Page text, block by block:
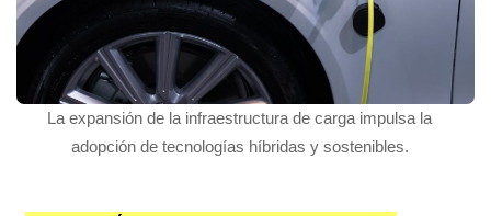
La expansión de la infraestructura de carga impulsa la
adopción de tecnologías híbridas y sostenibles.